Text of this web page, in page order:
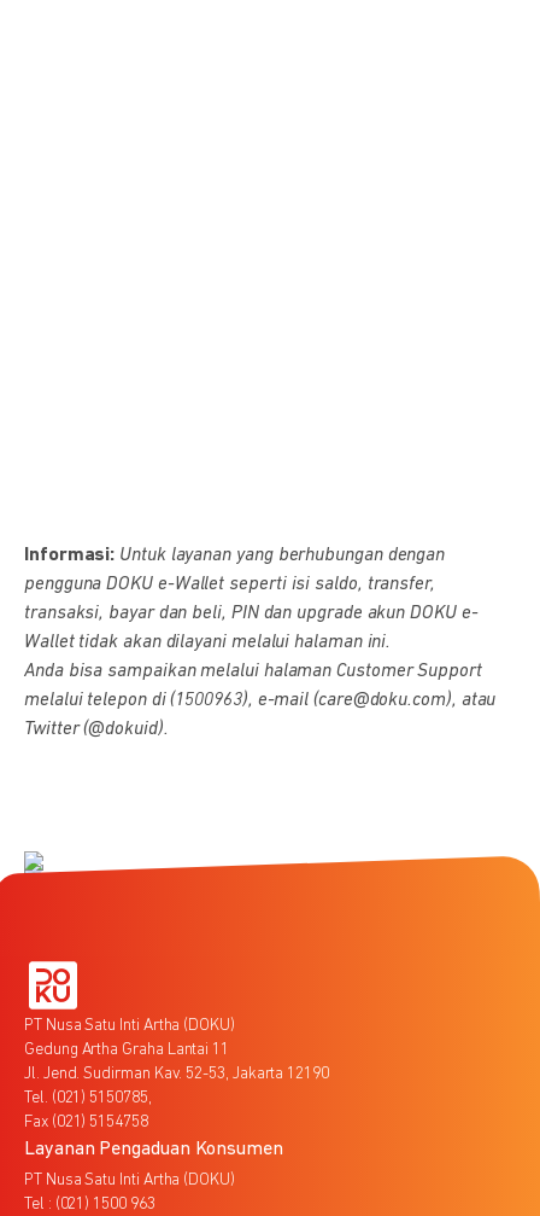
Informasi: Untuk layanan yang berhubungan dengan
pengguna DOKU e-Wallet seperti isi saldo, transfer,
transaksi, bayar dan beli, PIN dan upgrade akun DOKU e-
Wallet tidak akan dilayani melalui halaman ini.
Anda bisa sampaikan melalui halaman Customer Support
melalui telepon di (1500963), e-mail (care@doku.com), atau
Twitter (@dokuid).
PT Nusa Satu Inti Artha (DOKU)
Gedung Artha Graha Lantai 11
Jl. Jend. Sudirman Kav. 52-53, Jakarta 12190
Tel. (021) 5150785,
Fax (021) 5154758
Layanan Pengaduan Konsumen
PT Nusa Satu Inti Artha (DOKU)
Tel : (021) 1500 963